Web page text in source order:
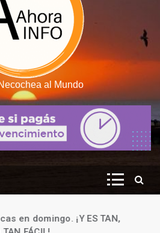
al Mundo
en domingo. ¡Y ES TAN,